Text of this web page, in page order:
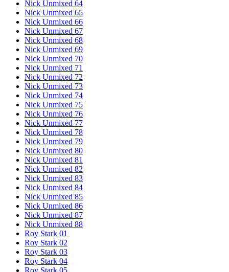
Nick Unmixed 64
Nick Unmixed 65
Nick Unmixed 66
Nick Unmixed 67
Nick Unmixed 68
Nick Unmixed 69
Nick Unmixed 70
Nick Unmixed 71
Nick Unmixed 72
Nick Unmixed 73
Nick Unmixed 74
Nick Unmixed 75
Nick Unmixed 76
Nick Unmixed 77
Nick Unmixed 78
Nick Unmixed 79
Nick Unmixed 80
Nick Unmixed 81
Nick Unmixed 82
Nick Unmixed 83
Nick Unmixed 84
Nick Unmixed 85
Nick Unmixed 86
Nick Unmixed 87
Nick Unmixed 88
Roy Stark 01
Roy Stark 02
Roy Stark 03
Roy Stark 04
Roy Stark 05